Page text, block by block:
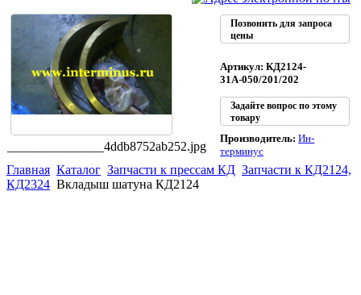
_______________4ddb8752ab252.jpg
Позвонить для запроса
цены
Артикул: КД2124-
31А-050/201/202
Задайте вопрос по этому
товару
Производитель:Ин-
терминус
Главная Каталог Запчасти к прессам КД Запчасти к КД2124,
КД2324 Вкладыш шатуна КД2124